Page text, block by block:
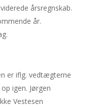
årsregnskab.
år.
er iflg. vedtægterne
igen. Jørgen
Vestesen